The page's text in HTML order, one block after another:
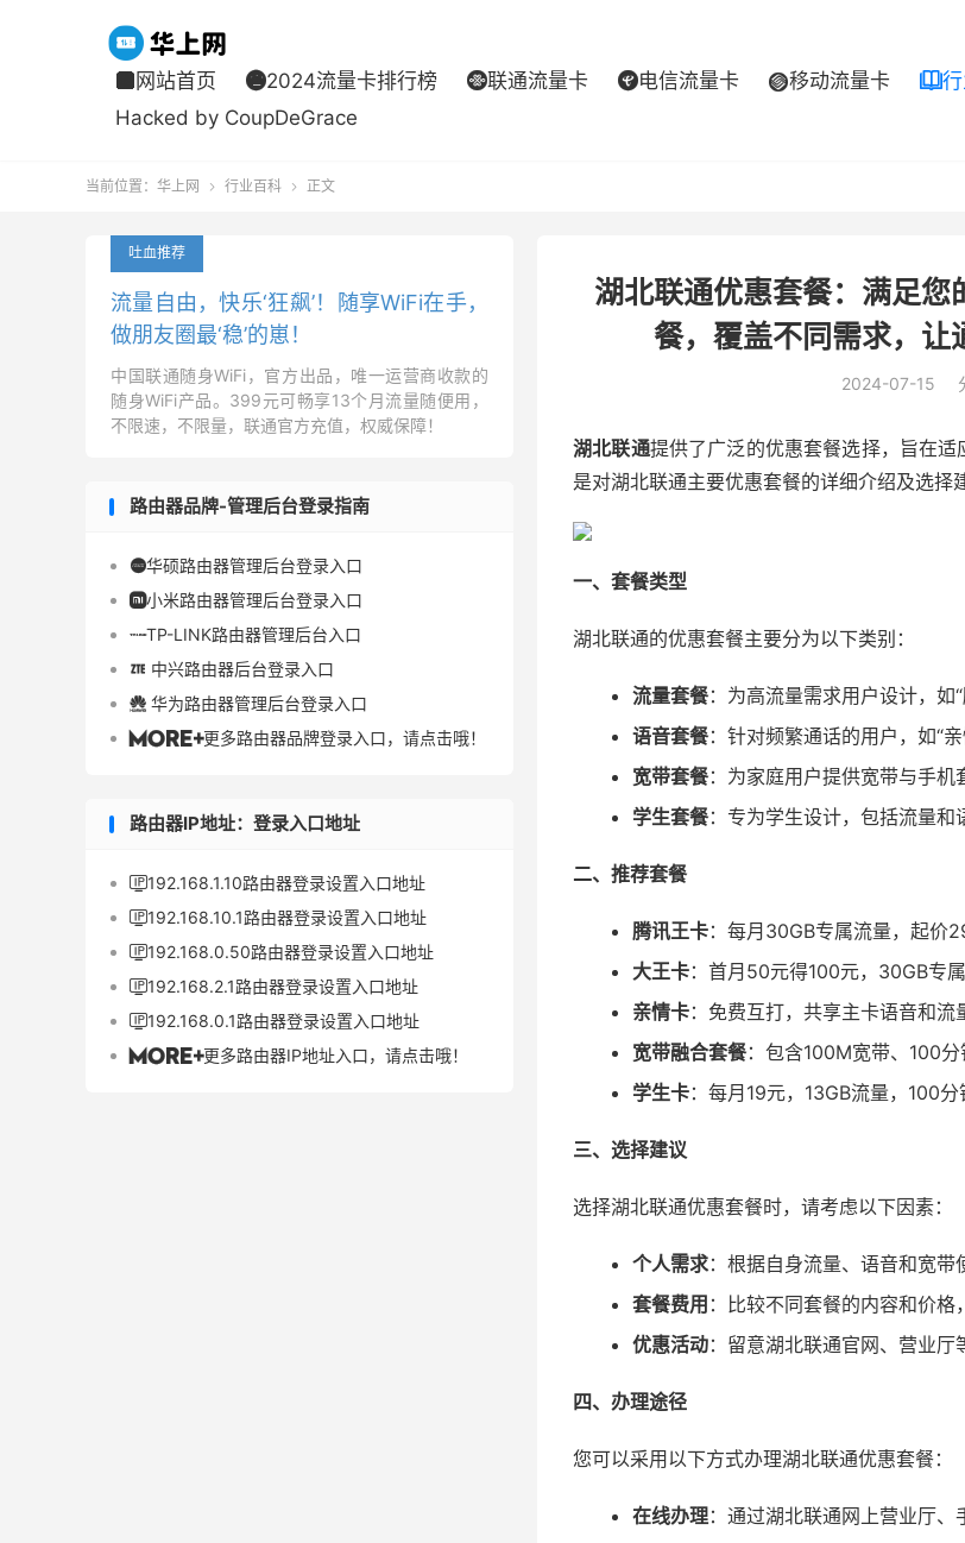
 网站首页 2024流量卡排行榜 联通流量卡 电信流量卡 移动流量卡 
Hacked by CoupDeGrace
当前位置： 华上网  行业百科  正文
湖北联通优惠套餐：满足
餐，覆盖不同需求，让
2024-07-15
湖北联通提供了广泛的优惠套餐选择，旨在
是对湖北联通主要优惠套餐的详细介绍及选择
一、套餐类型
湖北联通的优惠套餐主要分为以下类别：
流量套餐：为高流量需求用户设计，如
语音套餐：针对频繁通话的用户，如“
宽带套餐：为家庭用户提供宽带与手机
学生套餐：专为学生设计，包括流量和
二、推荐套餐
腾讯王卡：每月30GB专属流量，起价
大王卡：首月50元得100元，30GB专
亲情卡：免费互打，共享主卡语音和流
宽带融合套餐：包含100M宽带、100
学生卡：每月19元，13GB流量，100分
三、选择建议
选择湖北联通优惠套餐时，请考虑以下因素：
个人需求：根据自身流量、语音和宽带
套餐费用 ：比较不同套餐的内容和价格
优惠活动：留意湖北联通官网、营业厅
四、办理途径
您可以采用以下方式办理湖北联通优惠套餐：
在线办理：通过湖北联通网上营业厅、
吐血推荐
流量自由，快乐‘狂飙’！随享WiFi在手，
做朋友圈最‘稳’的崽！
中国联通随身WiFi，官方出品，唯一运营商收款的
随身WiFi产品。399元可畅享13个月流量随便用，
不限速，不限量，联通官方充值，权威保障！
路由器品牌-管理后台登录指南
华硕路由器管理后台登录入口
小米路由器管理后台登录入口
TP-LINK路由器管理后台入口
 中兴路由器后台登录入口
 华为路由器管理后台登录入口
更多路由器品牌登录入口，请点击哦！
路由器IP地址：登录入口地址
192.168.1.10路由器登录设置入口地址
192.168.10.1路由器登录设置入口地址
192.168.0.50路由器登录设置入口地址
192.168.2.1路由器登录设置入口地址
192.168.0.1路由器登录设置入口地址
更多路由器IP地址入口，请点击哦！